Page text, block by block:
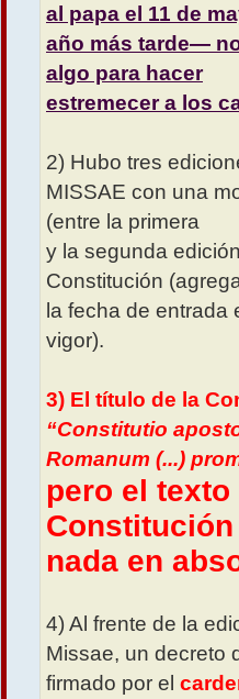
al papa el 11 de
año más tarde—
algo para hacer
estremecer a los
2) Hubo tres
MISSAE con una
(entre la primera
y la segunda
Constitución
la fecha de entrada
vigor).
3) El título de la
“Constitutio
Romanum (...)
pero el
nada en
4) Al frente de la
Missae, un decreto
firmado por el